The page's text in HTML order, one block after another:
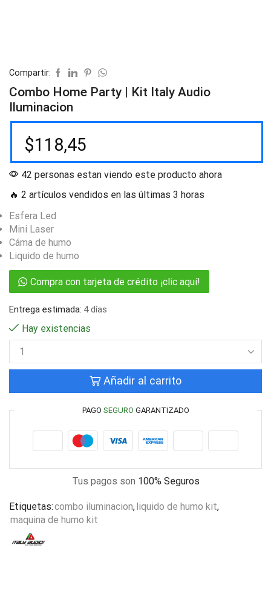
Compartir:
Combo Home Party | Kit Italy Audio
Iluminacion
$118,45
42 personas estan viendo este producto ahora
🔥 2 artículos vendidos en las últimas 3 horas
Esfera Led
Mini Laser
Cáma de humo
Liquido de humo
Compra con tarjeta de crédito ¡clic aquí!
Entrega estimada: 4 días
Hay existencias
Añadir al carrito
PAGO SEGURO GARANTIZADO
Tus pagos son 100% Seguros
Etiquetas:combo iluminacion,liquido de humo kit,
maquina de humo kit